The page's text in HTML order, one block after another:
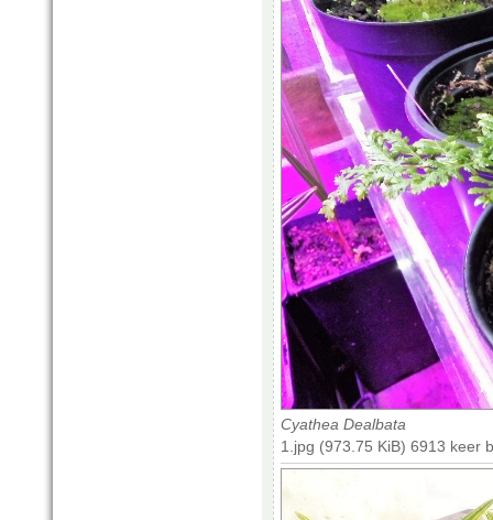
Cyathea Dealbata
1.jpg (973.75 KiB) 6913 keer